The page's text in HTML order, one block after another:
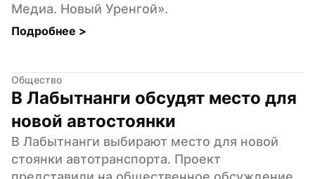
Медиа. Новый Уренгой».
Подробнее >
Общество
В Лабытнанги обсудят место для
новой автостоянки
В Лабытнанги выбирают место для новой
стоянки автотранспорта. Проект